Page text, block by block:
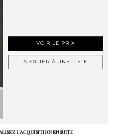
VOIR LE PRIX
AJOUTER À UNE LISTE
L'ACQUISITION ENSUITE